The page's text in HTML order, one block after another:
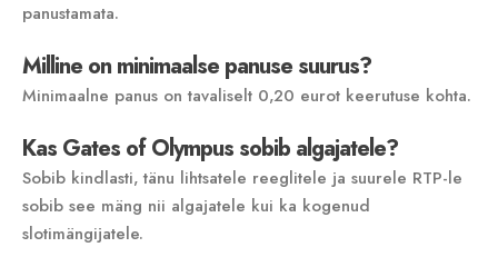
panustamata.
Milline on minimaalse panuse suurus?
Minimaalne panus on tavaliselt 0‚20 eurot keerutuse kohta.
Kas Gates of Olympus sobib algajatele?
Sobib kindlasti‚ tänu lihtsatele reeglitele ja suurele RTP-le
sobib see mäng nii algajatele kui ka kogenud
slotimängijatele.